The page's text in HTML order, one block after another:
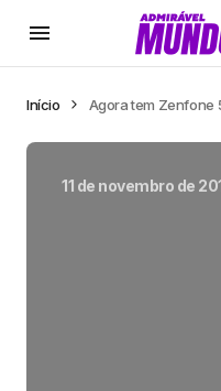
Início Agora tem Zenfone
11 de novembro de